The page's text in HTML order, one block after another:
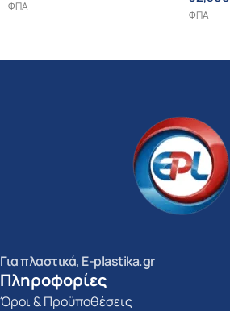
ΦΠΑ
ΦΠΑ
Για πλαστικά, E-plastika.gr
Πληροφορίες
Όροι & Προϋποθέσεις